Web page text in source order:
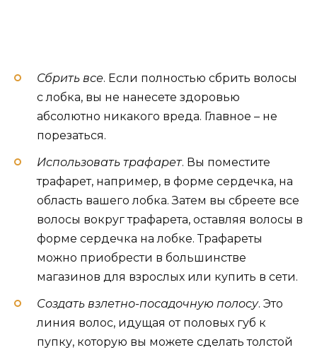
Сбрить все. Если полностью сбрить волосы
с лобка, вы не нанесете здоровью
абсолютно никакого вреда. Главное – не
порезаться.
Использовать трафарет. Вы поместите
трафарет, например, в форме сердечка, на
область вашего лобка. Затем вы сбреете все
волосы вокруг трафарета, оставляя волосы в
форме сердечка на лобке. Трафареты
можно приобрести в большинстве
магазинов для взрослых или купить в сети.
Создать взлетно-посадочную полосу. Это
линия волос, идущая от половых губ к
пупку, которую вы можете сделать толстой